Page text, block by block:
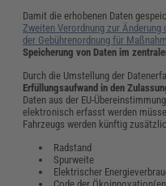
Damit die erhobenen Daten
Zweiten Verordnung zur Änderung
der Gebührenordnung für
Speicherung von Daten im
Durch die Umstellung der
Erfüllungsaufwand in den
Daten aus der EU-
elektronisch erfasst werden
Fahrzeugs werden künftig
Radstand
Spurweite
Elektrischer